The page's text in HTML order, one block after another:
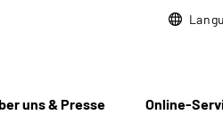
uns & Presse Online-